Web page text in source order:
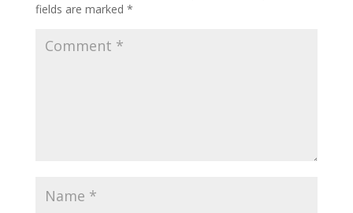
fields are marked *